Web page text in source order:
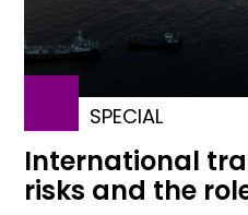
SPECIAL
International
risks and the